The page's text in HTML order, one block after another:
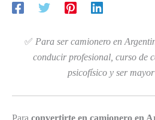
✅ Para ser camionero en
conducir profesional, curso de
psicofísico y ser
Para convertirte en camionero en